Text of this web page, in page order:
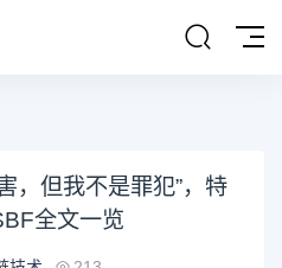
，但我不是罪犯”，特
全文一览